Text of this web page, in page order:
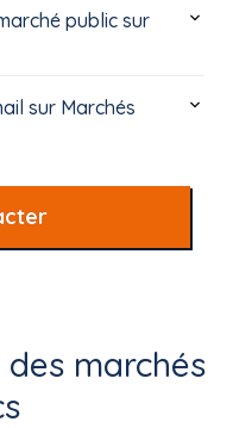
public sur
sur Marchés
des marchés